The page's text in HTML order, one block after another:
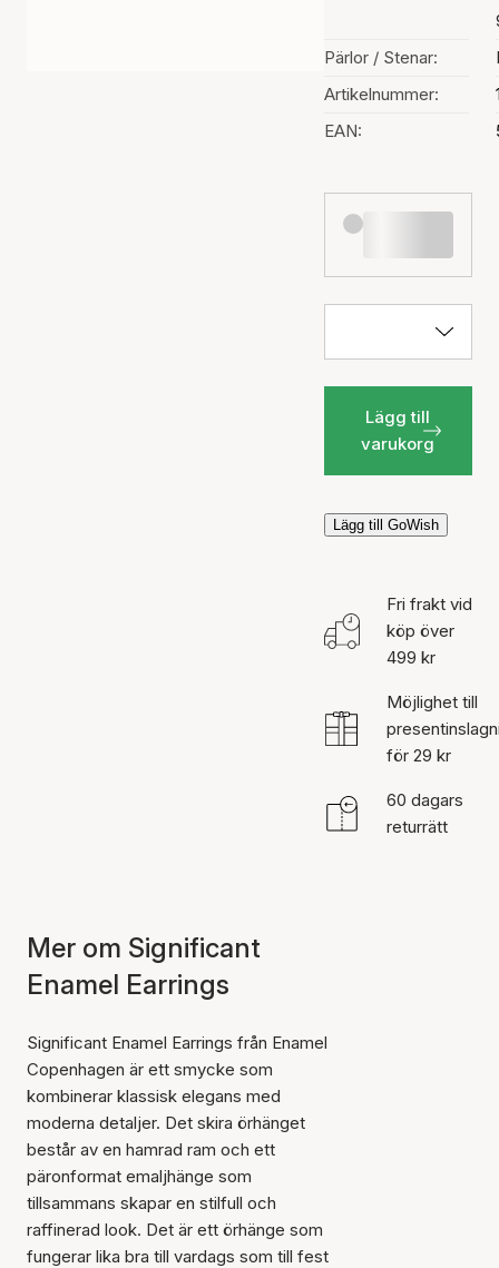
Pärlor / Stenar:
Artikelnummer:
EAN:
Lägg till
varukorg
Lägg till GoWish
Fri frakt vid
köp över
499 kr
Möjlighet till
för 29 kr
60 dagars
returrätt
Mer om Significant
Enamel Earrings
Significant Enamel Earrings från Enamel
Copenhagen är ett smycke som
kombinerar klassisk elegans med
moderna detaljer. Det skira örhänget
består av en hamrad ram och ett
päronformat emaljhänge som
tillsammans skapar en stilfull och
raffinerad look. Det är ett örhänge som
fungerar lika bra till vardags som till fest